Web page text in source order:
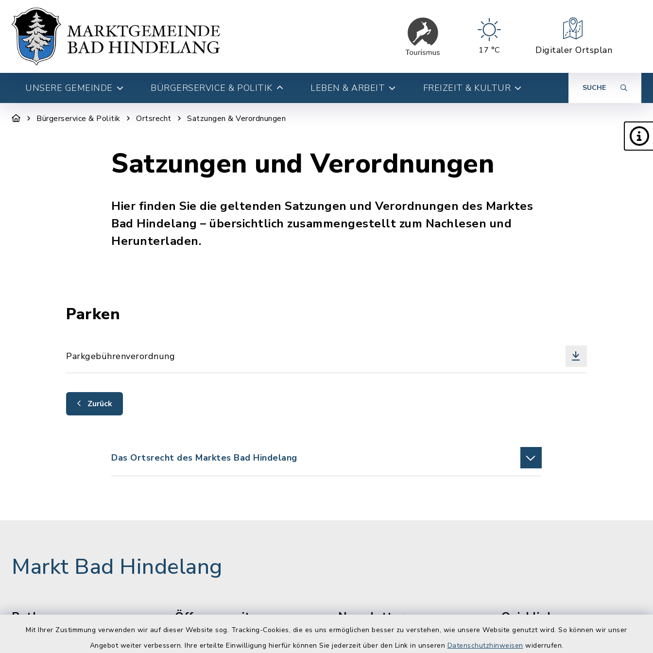
Mit Ihrer Zustimmung verwenden wir auf dieser Website sog. Tracking-Cookies, die es uns ermöglichen besser zu verstehen, wie unsere Website genutzt wird. So können wir unser
Angebot weiter verbessern. Ihre erteilte Einwilligung hierfür können Sie jederzeit über den Link in unseren Datenschutzhinweisen widerrufen.
17 °C Digitaler Ortsplan
UNSERE GEMEINDE BÜRGERSERVICE & POLITIK LEBEN & ARBEIT FREIZEIT & KULTUR SUCHE
Bürgerservice & Politik Ortsrecht Satzungen & Verordnungen
Satzungen und Verordnungen
Hier finden Sie die geltenden Satzungen und Verordnungen des Marktes
Bad Hindelang – übersichtlich zusammengestellt zum Nachlesen und
Herunterladen.
Parken
Parkgebührenverordnung
Zurück
Das Ortsrecht des Marktes Bad Hindelang
Markt Bad Hindelang
Rathaus Öffnungszeiten Newsletter Quicklinks